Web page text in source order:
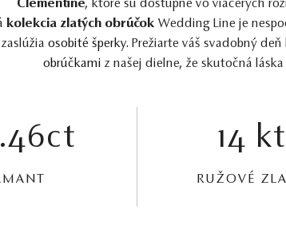
Clementine, ktoré sú dostupné vo viacerých
kolekcia zlatých obrúčok Wedding Line je
osobité šperky. Prežiarte váš svadobný
obrúčkami z našej dielne, že skutočná
14 kt
RUŽOVÉ